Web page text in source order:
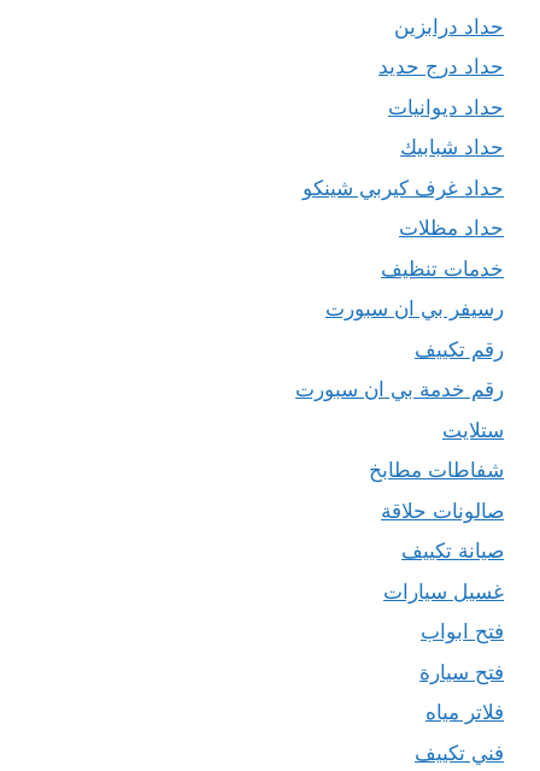
حداد درابزين
حداد درج حديد
حداد ديوانيات
حداد شبابيك
حداد غرف كيربي شينكو
حداد مظلات
خدمات تنظيف
رسيفر بي ان سبورت
رقم تكييف
رقم خدمة بي ان سبورت
ستلايت
شفاطات مطابخ
صالونات حلاقة
صيانة تكييف
غسيل سيارات
فتح ابواب
فتح سيارة
فلاتر مياه
فني تكييف